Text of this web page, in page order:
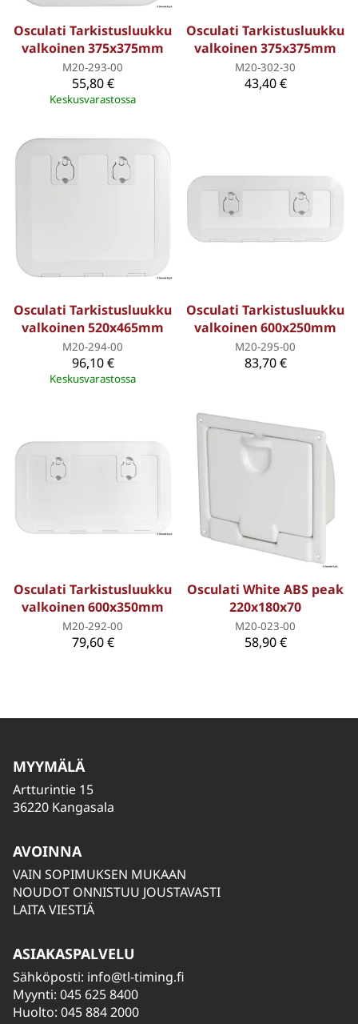
Osculati Tarkistusluukku
valkoinen 375x375mm
M20-293-00
55,80 €
Keskusvarastossa
Osculati Tarkistusluukku
valkoinen 375x375mm
M20-302-30
43,40 €
Osculati Tarkistusluukku
valkoinen 520x465mm
M20-294-00
96,10 €
Keskusvarastossa
Osculati Tarkistusluukku
valkoinen 600x250mm
M20-295-00
83,70 €
Osculati Tarkistusluukku
valkoinen 600x350mm
M20-292-00
79,60 €
Osculati White ABS peak
220x180x70
M20-023-00
58,90 €
MYYMÄLÄ
Artturintie 15
36220 Kangasala
AVOINNA
VAIN SOPIMUKSEN MUKAAN
NOUDOT ONNISTUU JOUSTAVASTI
LAITA VIESTIÄ
ASIAKASPALVELU
Sähköposti: info@tl-timing.fi
Myynti: 045 625 8400
Huolto: 045 884 2000